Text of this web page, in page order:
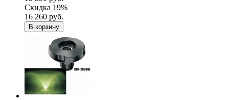
Скидка 19%
16 260 руб.
В корзину